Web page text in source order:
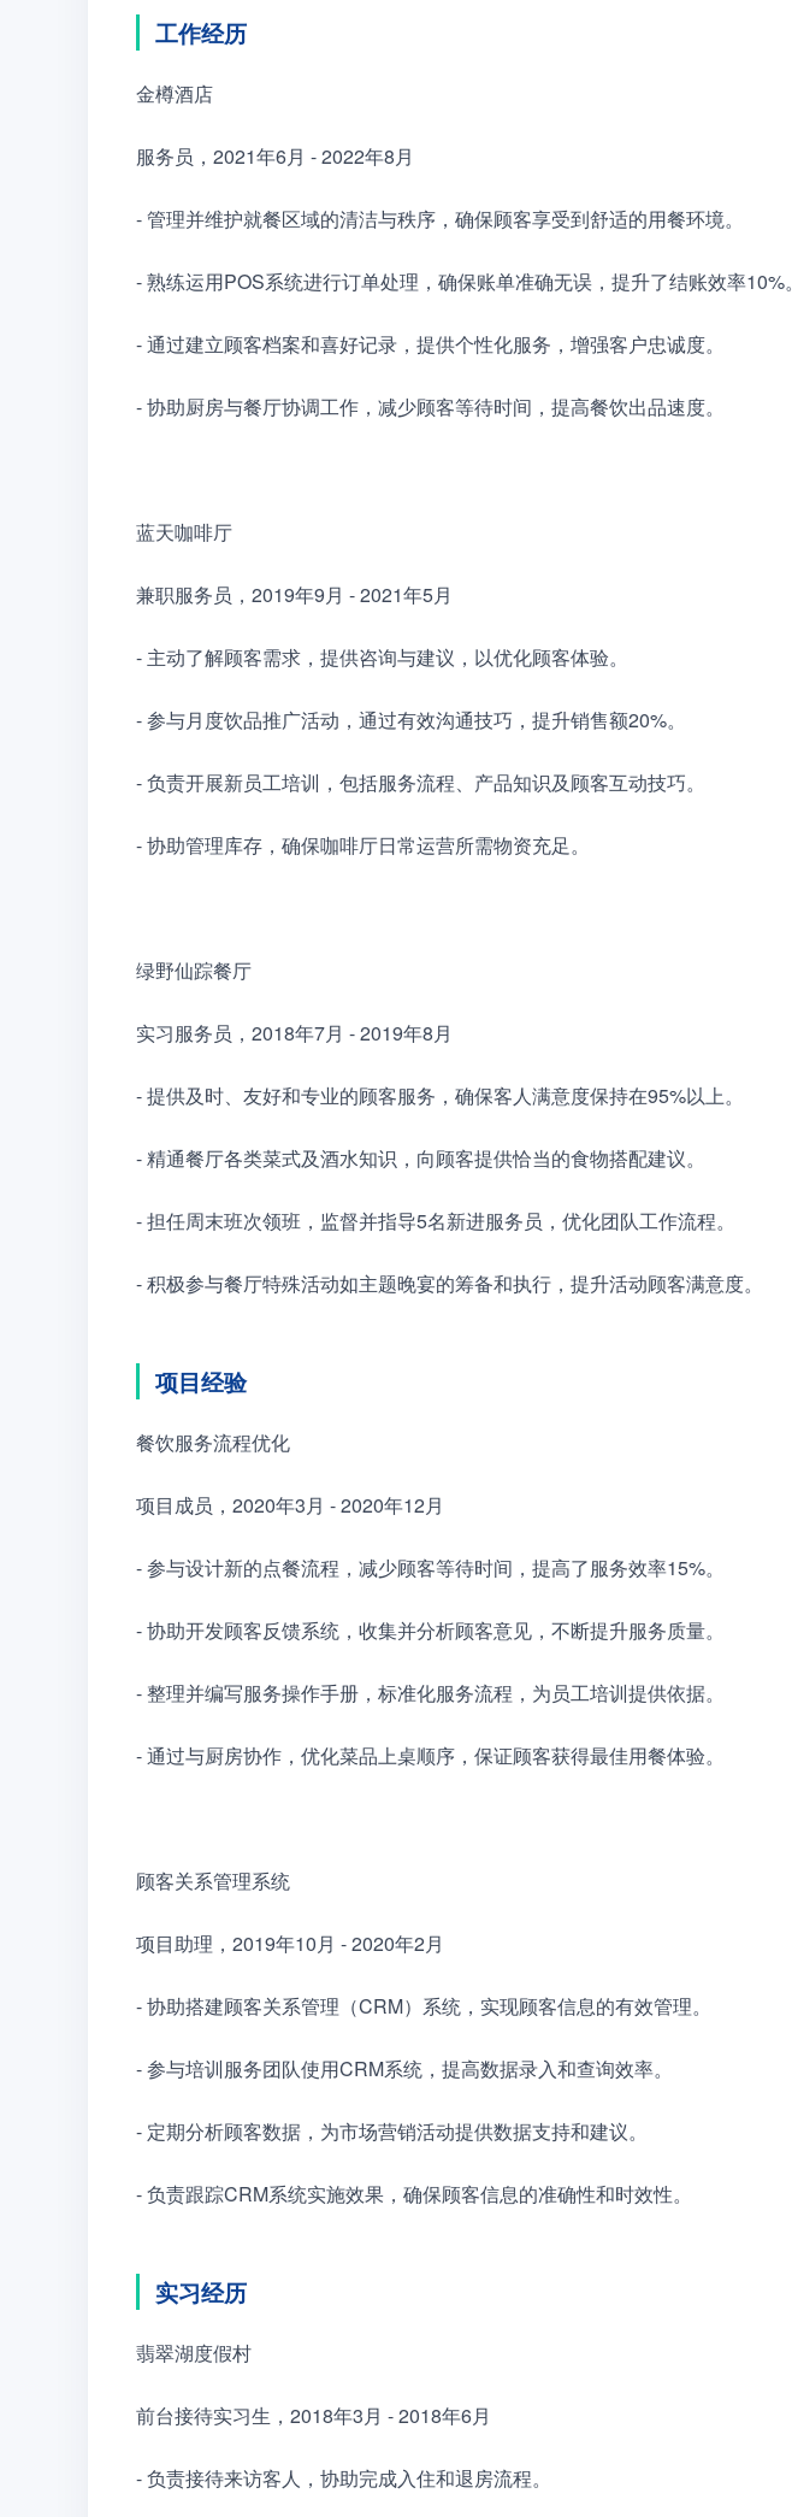
工作经历
金樽酒店
服务员，2021年6月 - 2022年8月
- 管理并维护就餐区域的清洁与秩序，确保顾客享受到舒适的用餐环境。
- 熟练运用POS系统进行订单处理，确保账单准确无误，提升了结账效率10%。
- 通过建立顾客档案和喜好记录，提供个性化服务，增强客户忠诚度。
- 协助厨房与餐厅协调工作，减少顾客等待时间，提高餐饮出品速度。
蓝天咖啡厅
兼职服务员，2019年9月 - 2021年5月
- 主动了解顾客需求，提供咨询与建议，以优化顾客体验。
- 参与月度饮品推广活动，通过有效沟通技巧，提升销售额20%。
- 负责开展新员工培训，包括服务流程、产品知识及顾客互动技巧。
- 协助管理库存，确保咖啡厅日常运营所需物资充足。
绿野仙踪餐厅
实习服务员，2018年7月 - 2019年8月
- 提供及时、友好和专业的顾客服务，确保客人满意度保持在95%以上。
- 精通餐厅各类菜式及酒水知识，向顾客提供恰当的食物搭配建议。
- 担任周末班次领班，监督并指导5名新进服务员，优化团队工作流程。
- 积极参与餐厅特殊活动如主题晚宴的筹备和执行，提升活动顾客满意度。
项目经验
餐饮服务流程优化
项目成员，2020年3月 - 2020年12月
- 参与设计新的点餐流程，减少顾客等待时间，提高了服务效率15%。
- 协助开发顾客反馈系统，收集并分析顾客意见，不断提升服务质量。
- 整理并编写服务操作手册，标准化服务流程，为员工培训提供依据。
- 通过与厨房协作，优化菜品上桌顺序，保证顾客获得最佳用餐体验。
顾客关系管理系统
项目助理，2019年10月 - 2020年2月
- 协助搭建顾客关系管理（CRM）系统，实现顾客信息的有效管理。
- 参与培训服务团队使用CRM系统，提高数据录入和查询效率。
- 定期分析顾客数据，为市场营销活动提供数据支持和建议。
- 负责跟踪CRM系统实施效果，确保顾客信息的准确性和时效性。
实习经历
翡翠湖度假村
前台接待实习生，2018年3月 - 2018年6月
- 负责接待来访客人，协助完成入住和退房流程。